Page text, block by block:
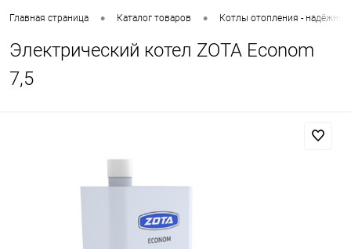
Главная страница • Каталог товаров • Котлы отопления -
Электрический котел ZOTA Econom
7,5